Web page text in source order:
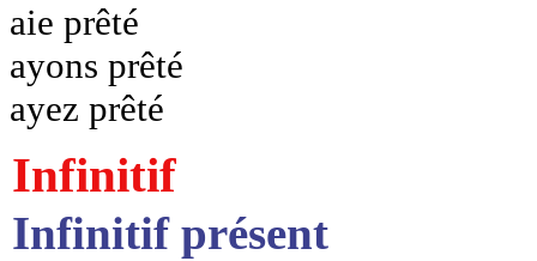
aie prêté
ayons prêté
ayez prêté
Infinitif
Infinitif présent